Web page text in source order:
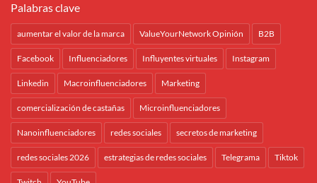
Palabras clave
aumentar el valor de la marca ValueYourNetwork Opinión B2B
Facebook Influenciadores Influyentes virtuales Instagram
Linkedin Macroinfluenciadores Marketing
comercialización de castañas Microinfluenciadores
Nanoinfluenciadores redes sociales secretos de marketing
redes sociales 2026 estrategias de redes sociales Telegrama Tiktok